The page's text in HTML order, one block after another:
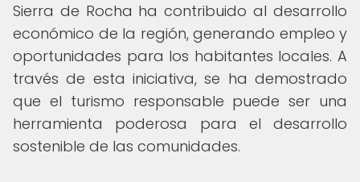
Sierra de Rocha ha contribuido al desarrollo
económico de la región, generando empleo y
oportunidades para los habitantes locales. A
través de esta iniciativa, se ha demostrado
que el turismo responsable puede ser una
herramienta poderosa para el desarrollo
sostenible de las comunidades.